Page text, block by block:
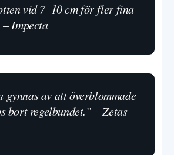
vid 7–10 cm för fler fina
Impecta
gynnas av att överblommade
bort regelbundet.” – Zetas